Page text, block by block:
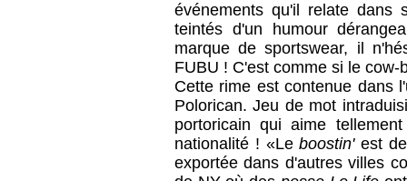
événements qu'il relate dans
teintés d'un humour
marque de sportswear, il
FUBU ! C'est comme si le
Cette rime est contenue dans
Polorican. Jeu de mot
portoricain qui aime
nationalité ! «Leboostin'est
exportée dans d'autres villes